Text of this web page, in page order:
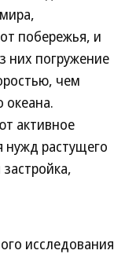
побережья, и
них погружение
чем
океана.
активное
растущего
исследования